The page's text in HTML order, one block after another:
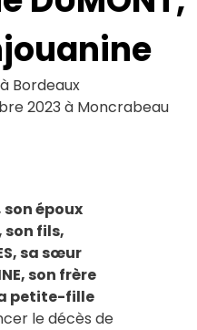
Bordeaux
2023 à Moncrabeau
son époux
son fils,
sa sœur
son frère
petite-fille
le décès de